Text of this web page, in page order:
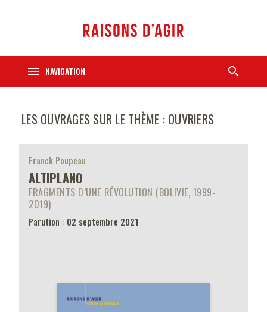
menu NAVIGATION search
LES OUVRAGES SUR LE THÈME : OUVRIERS
Franck Poupeau
ALTIPLANO
FRAGMENTS D’UNE RÉVOLUTION (BOLIVIE, 1999-
2019)
Parution : 02 septembre 2021